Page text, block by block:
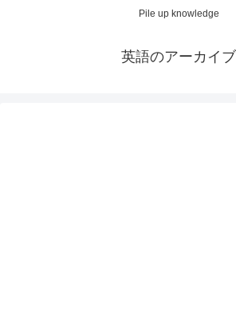
Pile up knowledge
英語のアーカイブ